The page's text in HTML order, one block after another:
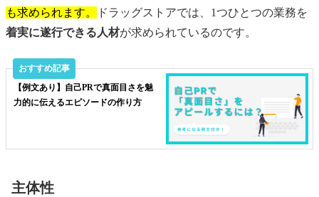
も求められます。
ドラッグストアでは、1つひとつの業務を
着実に遂行できる人材が求められているのです。
【例文あり】自己PRで真面目さを魅
力的に伝えるエピソードの作り方
主体性